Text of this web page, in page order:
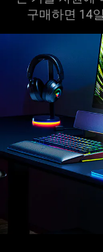
구매하면 14